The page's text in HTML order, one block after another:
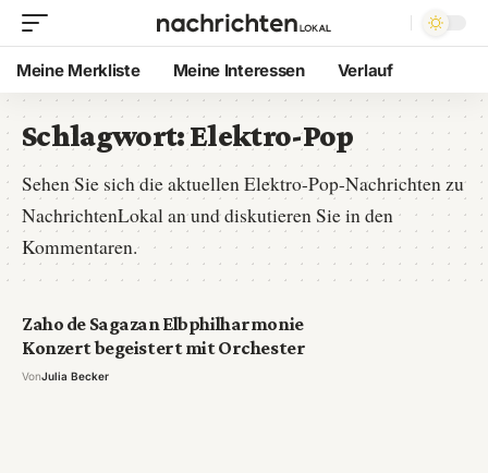
Meine Merkliste Meine Interessen Verlauf
Schlagwort:Elektro-Pop
Sehen Sie sich die aktuellen Elektro-Pop-Nachrichten zu
NachrichtenLokal an und diskutieren Sie in den
Kommentaren.
Zaho de Sagazan Elbphilharmonie
Konzert begeistert mit Orchester
VonJulia Becker